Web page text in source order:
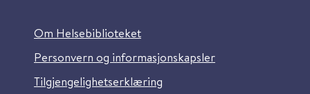
Om Helsebiblioteket
Personvern og informasjonskapsler
Tilgjengelighetserklæring